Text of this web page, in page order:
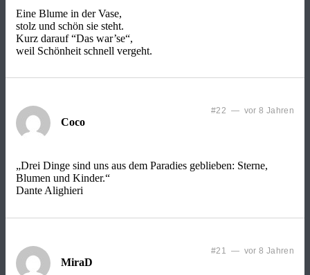
Eine Blume in der Vase,
stolz und schön sie steht.
Kurz darauf “Das war’se“,
weil Schönheit schnell vergeht.
Coco
#22 — vor 8 Jahren
„Drei Dinge sind uns aus dem Paradies geblieben: Sterne,
Blumen und Kinder.“
Dante Alighieri
MiraD
#21 — vor 8 Jahren